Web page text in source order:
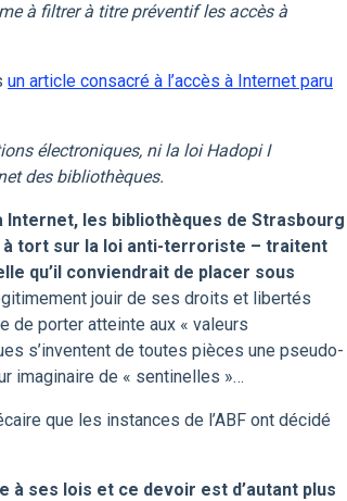
à filtrer à titre préventif les accès à
un article consacré à l’accès à Internet paru
électroniques, ni la loi Hadopi I
des bibliothèques.
Internet, les bibliothèques de Strasbourg
à tort sur la loi anti-terroriste – traitent
qu’il conviendrait de placer sous
jouir de ses droits et libertés
de porter atteinte aux « valeurs
s’inventent de toutes pièces une pseudo-
imaginaire de « sentinelles »…
que les instances de l’ABF ont décidé
à ses lois et ce devoir est d’autant plus